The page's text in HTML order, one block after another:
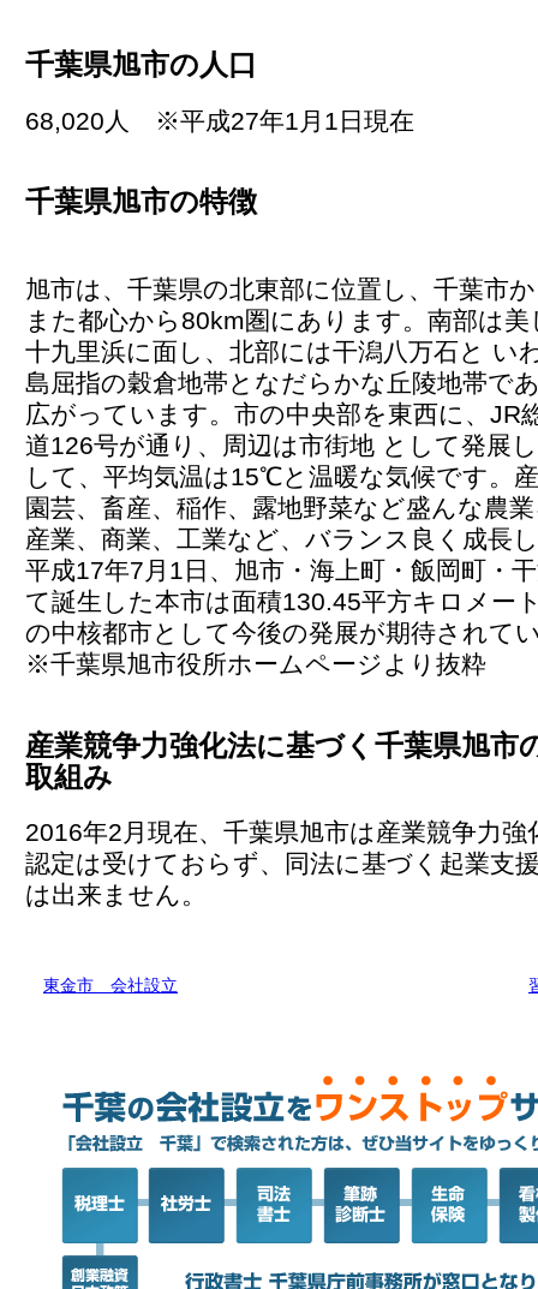
千葉県旭市の人口
68,020人 ※平成27年1月1日現在
千葉県旭市の特徴
旭市は、千葉県の北東部に位置し、千葉市
また都心から80km圏にあります。南部は
十九里浜に面し、北部には干潟八万石と い
島屈指の穀倉地帯となだらかな丘陵地帯で
広がっています。市の中央部を東西に、JR
道126号が通り、周辺は市街地 として発展
して、平均気温は15℃と温暖な気候です。
園芸、畜産、稲作、露地野菜など盛んな農
産業、商業、工業など、バランス良く成長
平成17年7月1日、旭市・海上町・飯岡町・
て誕生した本市は面積130.45平方キロメー
の中核都市として今後の発展が期待されて
※千葉県旭市役所ホームページより抜粋
産業競争力強化法に基づく千葉県旭市
取組み
2016年2月現在、千葉県旭市は産業競争力強
認定は受けておらず、同法に基づく起業支
は出来ません。
東金市 会社設立